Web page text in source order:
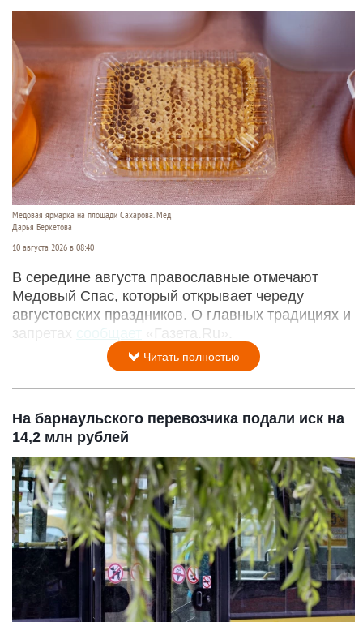
Медовая ярмарка на площади Сахарова. Мед
Дарья Беркетова
10 августа 2026 в 08:40
В середине августа православные отмечают
Медовый Спас, который открывает череду
августовских праздников. О главных традициях и
запретах
сообщает «Газета.Ru».
Читать полностью
На барнаульского перевозчика подали иск на
14,2 млн рублей